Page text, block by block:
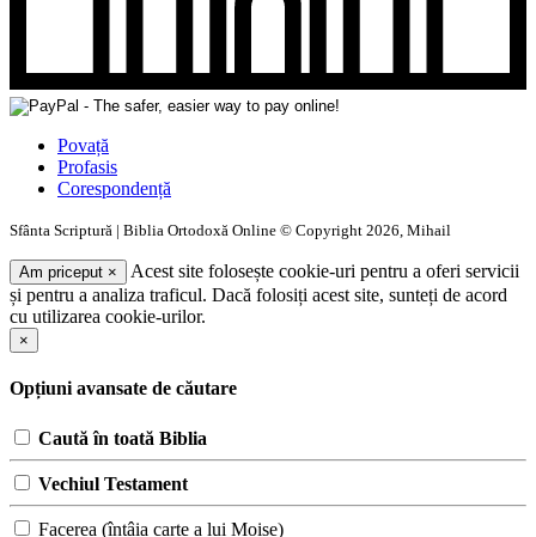
Povață
Profasis
Corespondență
Sfânta Scriptură | Biblia Ortodoxă Online © Copyright 2026, Mihail
Am priceput ×
Acest site folosește cookie-uri pentru a oferi servicii
și pentru a analiza traficul. Dacă folosiți acest site, sunteți de acord
cu utilizarea cookie-urilor.
×
Opțiuni avansate de căutare
Caută în toată Biblia
Vechiul Testament
Facerea (întâia carte a lui Moise)